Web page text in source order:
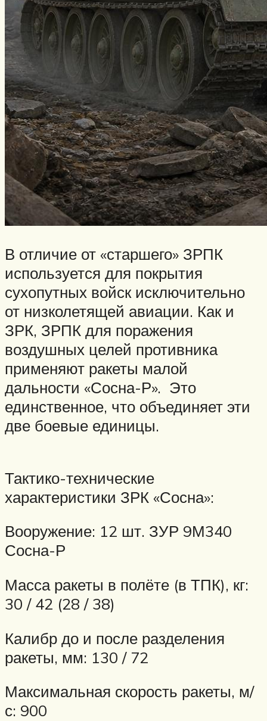
В отличие от «старшего» ЗРПК
используется для покрытия
сухопутных войск исключительно
от низколетящей авиации. Как и
ЗРК, ЗРПК для поражения
воздушных целей противника
применяют ракеты малой
дальности «Сосна-Р». Это
единственное, что объединяет эти
две боевые единицы.
Тактико-технические
характеристики ЗРК «Сосна»:
Вооружение: 12 шт. ЗУР 9М340
Сосна-Р
Масса ракеты в полёте (в ТПК), кг:
30 / 42 (28 / 38)
Калибр до и после разделения
ракеты, мм: 130 / 72
Максимальная скорость ракеты, м/
с: 900